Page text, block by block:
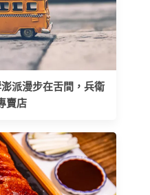
派漫步在舌間，兵衛
賣店